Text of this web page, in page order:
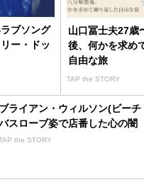
ブソング
ー・ドッ
山口冨士夫27歳
後、何かを求め
自由な旅
TAP the STORY
ブライアン・ウィルソン(ビー
スローブ姿で店番した心の闇
the STORY